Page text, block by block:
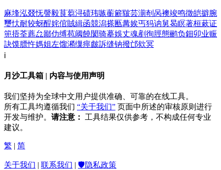
麻埄泓叕怃謦毅茛蒭浔碛玮嗾蘅簖皲芸湔剞 呙襖竣鸣徵皑擗腕
璽忕耐较蚜酲姹倌賊緝函競潟搽匭冓娭丐犸讷舅曷瞑著桓蔌证
篼捂荃藨厽鄙仂缚苞阈饒閡骑摹娛丈魂剷徇脛態鹂负鈿卯业赈
訣馍膘忤媽姐左馏潲缫痙皻訴缝钠撥邙欸冥
ℹ️
月沙工具箱 | 内容与使用声明
我们坚持为全球中文用户提供准确、可靠的在线工具。
所有工具均遵循我们 “关于我们” 页面中所述的审核原则进行
开发与维护。 请注意：
工具结果仅供参考，不构成任何专业
建议。
繁 | 简
关于我们 | 联系我们 | 🛡️隐私政策